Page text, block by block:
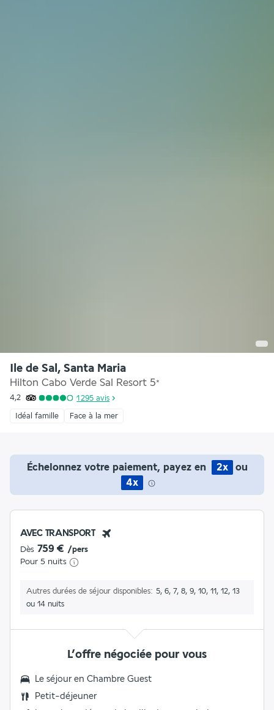
Ile de Sal, Santa Maria
Hilton Cabo Verde Sal Resort 5*
4,2 1 295 avis
Idéal famille Face à la mer
Échelonnez votre paiement, payez en 2x
ou
4x
AVEC TRANSPORT
Dès 759 € /pers
Pour 5 nuits
Autres durées de séjour disponibles
5, 6, 7, 8, 9, 10, 11, 12, 13
ou 14 nuits
L’offre négociée pour vous
Le séjour en Chambre Guest
Petit-déjeuner